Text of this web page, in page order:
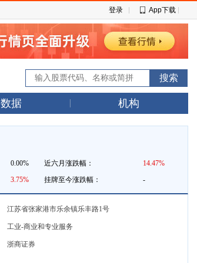
登录 App下载
数据 机构
0.00% 近六月涨跌幅：
14.47%
3.75% 挂牌至今涨跌幅： -
江苏省张家港市乐余镇乐丰路1号
工业-商业和专业服务
浙商证券